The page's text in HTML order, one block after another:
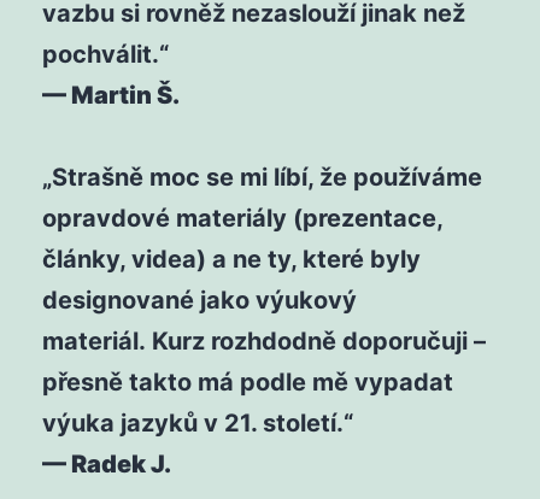
vazbu si rovněž nezaslouží jinak než
pochválit.“
— Martin Š.
„Strašně moc se mi líbí, že používáme
opravdové materiály (prezentace,
články, videa) a ne ty, které byly
designované jako výukový
materiál. Kurz rozhdodně doporučuji –
přesně takto má podle mě vypadat
výuka jazyků v 21. století.“
— Radek J.